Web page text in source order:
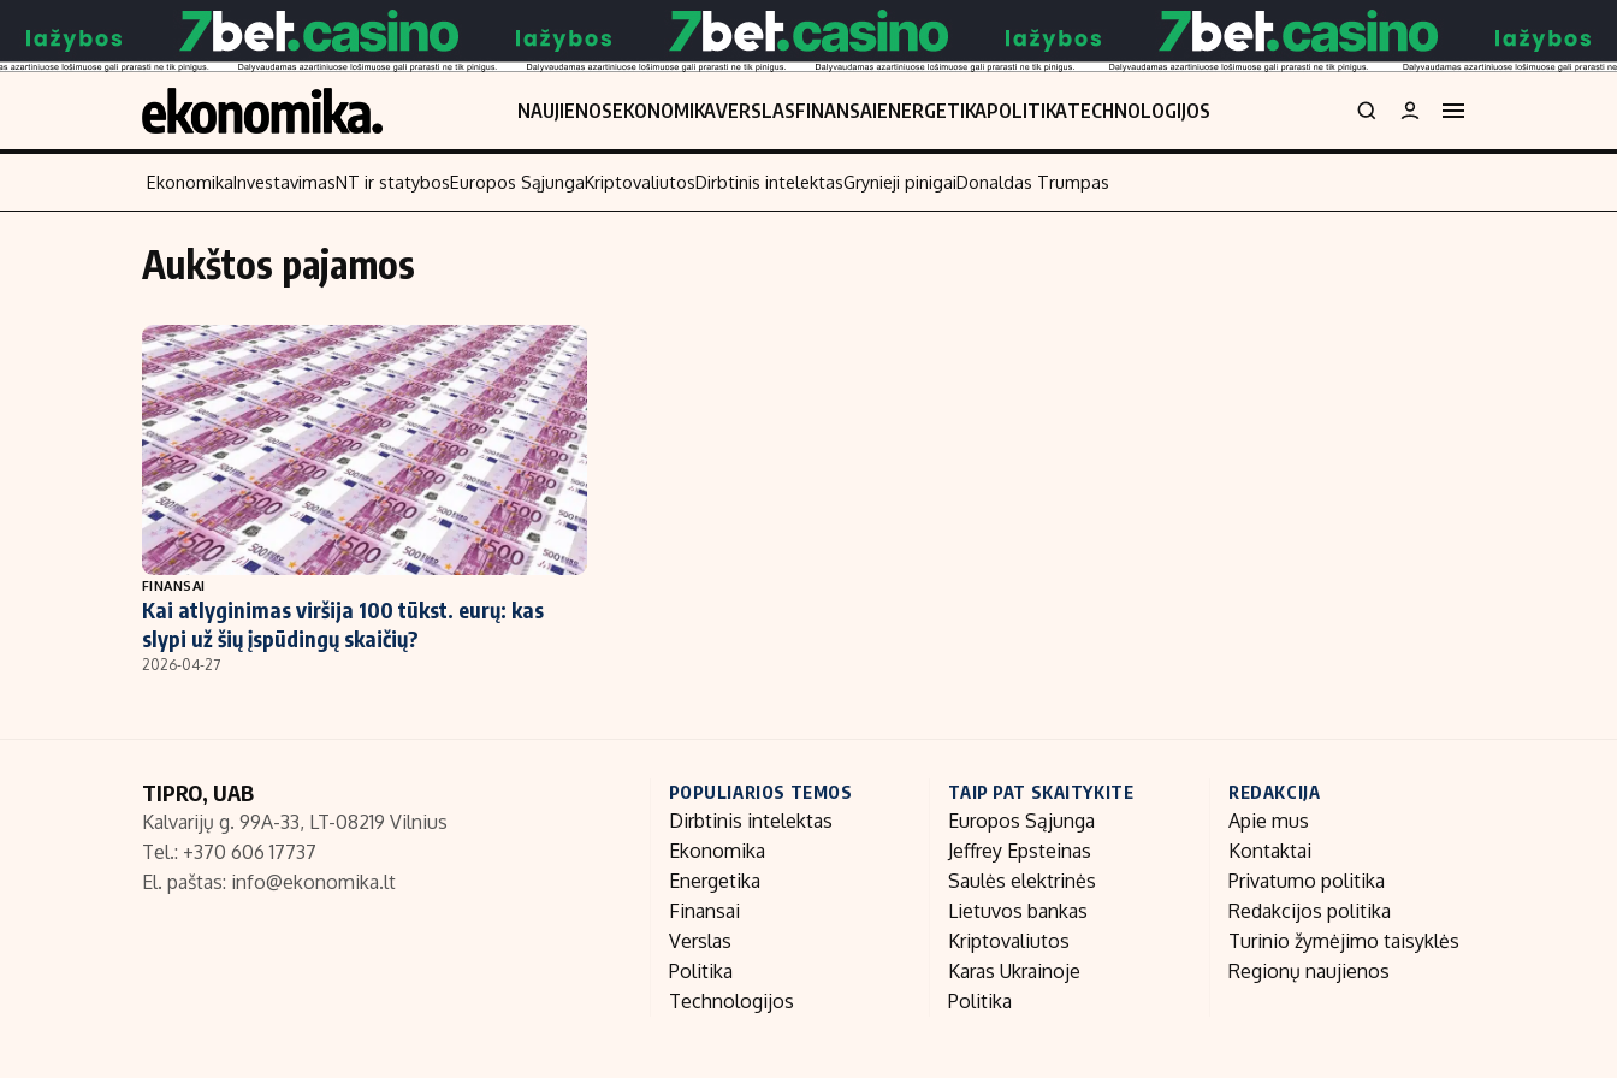
NAUJIENOSEKONOMIKAVERSLASFINANSAIENERGETIKAPOLITIKATECHNOLOGIJOS
Turinys
Naujienos
Aplinka
Verslas
Energetika
Ekonomika
Politika
NT ir statybos
Skaitykite
Finansai
Įmonės
Žemės ūkis
Technologijos
Laisvalaikis
EkonomikaInvestavimasNT ir statybosEuropos SąjungaKriptovaliutosDirbtinis intelektasGrynieji pinigaiDonaldas Trumpas
Aukštos pajamos
FINANSAI
Kai atlyginimas viršija 100 tūkst. eurų: kas
slypi už šių įspūdingų skaičių?
2026-04-27
TIPRO, UAB
Kalvarijų g. 99A-33, LT-08219 Vilnius
Tel.: +370 606 17737
El. paštas: info@ekonomika.lt
POPULIARIOS TEMOS
Dirbtinis intelektas
Ekonomika
Energetika
Finansai
Verslas
Politika
Technologijos
TAIP PAT SKAITYKITE
Europos Sąjunga
Jeffrey Epsteinas
Saulės elektrinės
Lietuvos bankas
Kriptovaliutos
Karas Ukrainoje
Politika
REDAKCIJA
Apie mus
Kontaktai
Privatumo politika
Redakcijos politika
Turinio žymėjimo taisyklės
Regionų naujienos